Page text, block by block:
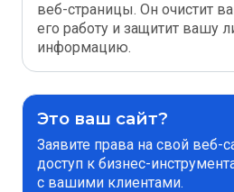
веб-страницы. Он очистит
его работу и защитит вашу
информацию.
Это ваш сайт?
Заявите права на свой веб-
доступ к бизнес-
с вашими клиентами.